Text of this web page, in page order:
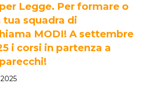
Legge. Per formare o
squadra di
MODI! A settembre
i corsi in partenza a